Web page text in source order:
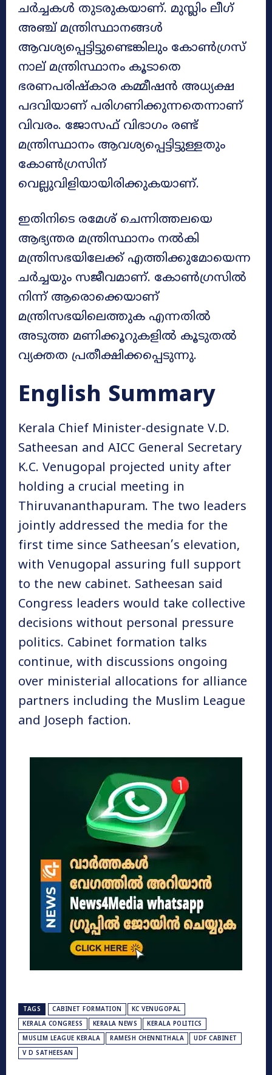
ചർച്ചകൾ തുടരുകയാണ്. മുസ്ലിം ലീഗ്
അഞ്ച് മന്ത്രിസ്ഥാനങ്ങൾ
ആവശ്യപ്പെട്ടിട്ടുണ്ടെങ്കിലും കോൺഗ്രസ്
നാല് മന്ത്രിസ്ഥാനം കൂടാതെ
ഭരണപരിഷ്കാര കമ്മീഷൻ അധ്യക്ഷ
പദവിയാണ് പരിഗണിക്കുന്നതെന്നാണ്
വിവരം. ജോസഫ് വിഭാഗം രണ്ട്
മന്ത്രിസ്ഥാനം ആവശ്യപ്പെട്ടിട്ടുള്ളതും
കോൺഗ്രസിന്
വെല്ലുവിളിയായിരിക്കുകയാണ്.
ഇതിനിടെ രമേശ് ചെന്നിത്തലയെ
ആഭ്യന്തര മന്ത്രിസ്ഥാനം നൽകി
മന്ത്രിസഭയിലേക്ക് എത്തിക്കുമോയെന്ന
ചർച്ചയും സജീവമാണ്. കോൺഗ്രസിൽ
നിന്ന് ആരൊക്കെയാണ്
മന്ത്രിസഭയിലെത്തുക എന്നതിൽ
അടുത്ത മണിക്കൂറുകളിൽ കൂടുതൽ
വ്യക്തത പ്രതീക്ഷിക്കപ്പെടുന്നു.
English Summary
Kerala Chief Minister-designate V.D.
Satheesan and AICC General Secretary
K.C. Venugopal projected unity after
holding a crucial meeting in
Thiruvananthapuram. The two leaders
jointly addressed the media for the
first time since Satheesan’s elevation,
with Venugopal assuring full support
to the new cabinet. Satheesan said
Congress leaders would take collective
decisions without personal pressure
politics. Cabinet formation talks
continue, with discussions ongoing
over ministerial allocations for alliance
partners including the Muslim League
and Joseph faction.
TAGS CABINET FORMATION
KC VENUGOPAL
KERALA CONGRESS
KERALA NEWS
KERALA POLITICS
MUSLIM LEAGUE KERALA
RAMESH CHENNITHALA
UDF CABINET
V D SATHEESAN